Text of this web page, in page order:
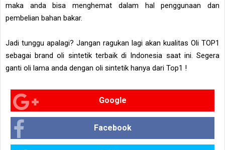
maka anda bisa menghemat dalam hal penggunaan dan
pembelian bahan bakar.
Jadi tunggu apalagi? Jangan ragukan lagi akan kualitas Oli TOP1
sebagai brand oli sintetik terbaik di Indonesia saat ini. Segera
ganti oli lama anda dengan oli sintetik hanya dari Top1 !
Google
Facebook